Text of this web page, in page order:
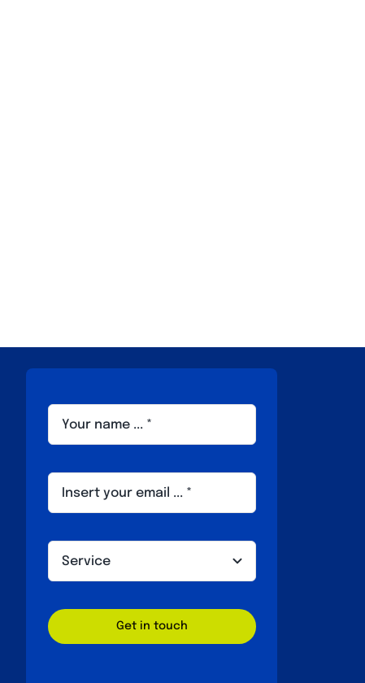
Get in touch